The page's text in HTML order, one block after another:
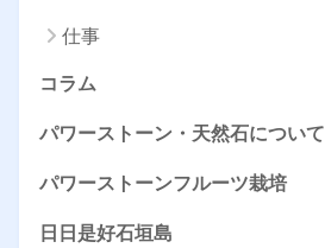
仕事
コラム
パワーストーン・天然石について
パワーストーンフルーツ栽培
日日是好石垣島